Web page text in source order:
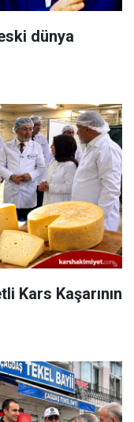
dünya
Kars Kaşarının